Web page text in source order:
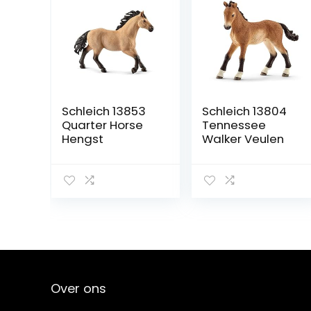
Schleich 13853
Quarter Horse
Hengst
Schleich 13804
Tennessee
Walker Veulen
Over ons